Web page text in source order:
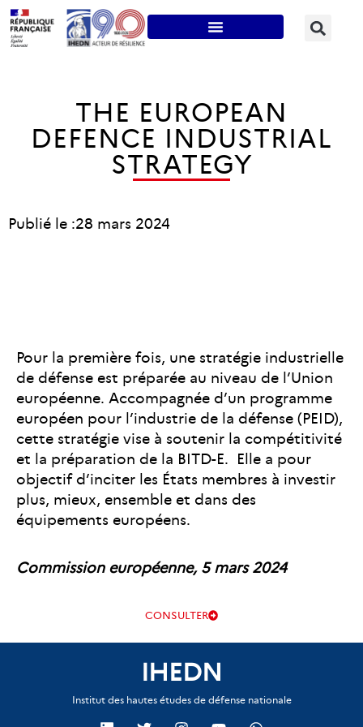
THE EUROPEAN
DEFENCE INDUSTRIAL
STRATEGY
Publié le :28 mars 2024
Pour la première fois, une stratégie industrielle
de défense est préparée au niveau de l’Union
européenne. Accompagnée d’un programme
européen pour l’industrie de la défense (PEID),
cette stratégie vise à soutenir la compétitivité
et la préparation de la BITD-E. Elle a pour
objectif d’inciter les États membres à investir
plus, mieux, ensemble et dans des
équipements européens.
Commission européenne, 5 mars 2024
CONSULTER
IHEDN
Institut des hautes études de défense nationale